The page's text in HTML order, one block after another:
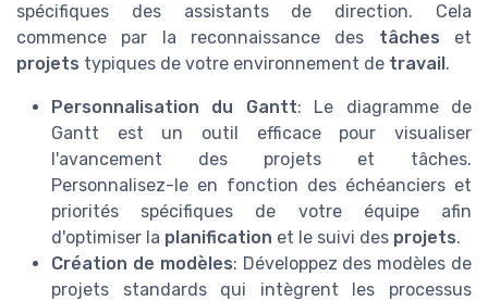
spécifiques des assistants de direction. Cela
commence par la reconnaissance des tâches et
projets typiques de votre environnement de travail .
Personnalisation du Gantt: Le diagramme de
Gantt est un outil efficace pour visualiser
l'avancement des projets et tâches.
Personnalisez-le en fonction des échéanciers et
priorités spécifiques de votre équipe afin
d'optimiser la planification et le suivi des projets.
Création de modèles: Développez des modèles de
projets standards qui intègrent les processus